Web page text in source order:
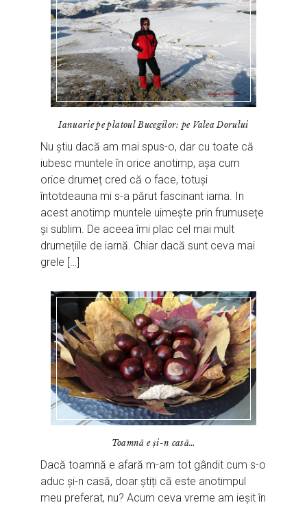
Ianuarie pe platoul Bucegilor: pe Valea Dorului
Nu știu dacă am mai spus-o, dar cu toate că
iubesc muntele în orice anotimp, așa cum
orice drumeț cred că o face, totuși
întotdeauna mi s-a părut fascinant iarna. In
acest anotimp muntele uimește prin frumusețe
și sublim. De aceea îmi plac cel mai mult
drumețiile de iarnă. Chiar dacă sunt ceva mai
grele […]
Toamnă e și-n casă…
Dacă toamnă e afară m-am tot gândit cum s-o
aduc și-n casă, doar știți că este anotimpul
meu preferat, nu? Acum ceva vreme am ieșit în